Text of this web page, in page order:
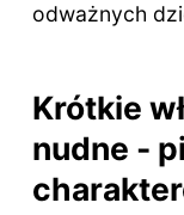
odważnych
Krótkie
nudne -